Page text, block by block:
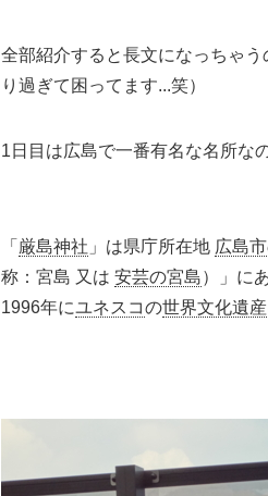
全部紹介すると長文になっちゃ
り過ぎて困ってます...笑）
1日目は広島で一番有名な名所な
「 厳島神社 」は県庁所在地 広島市
称：宮島 又は 安芸の宮島）」に
1996年にユネスコの世界文化遺産